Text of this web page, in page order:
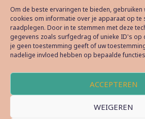
Om de beste ervaringen te bieden,
cookies om informatie over je apparaat op te
raadplegen. Door in te stemmen met deze
gegevens zoals surfgedrag of unieke ID's op
je geen toestemming geeft of uw
nadelige invloed hebben op bepaalde
ACCEPTEREN
WEIGEREN
←Vorige Bericht
Drongen Muziek VZW ⬥